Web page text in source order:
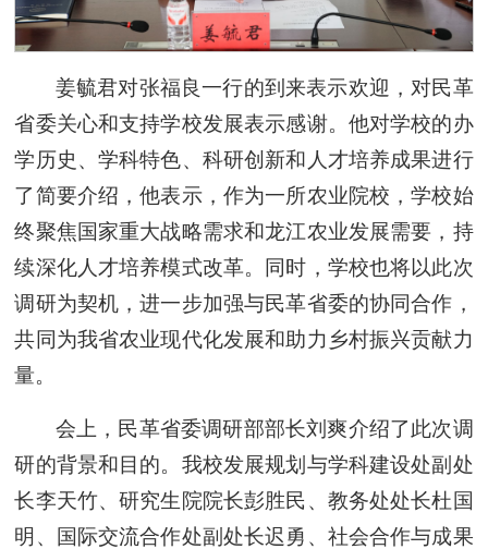
姜毓君对张福良一行的到来表示欢迎，对民革
省委关心和支持学校发展表示感谢。他对学校的办
学历史、学科特色、科研创新和人才培养成果进行
了简要介绍，他表示，作为一所农业院校，学校始
终聚焦国家重大战略需求和龙江农业发展需要，持
续深化人才培养模式改革。同时，学校也将以此次
调研为契机，进一步加强与民革省委的协同合作，
共同为我省农业现代化发展和助力乡村振兴贡献力
量。
会上，民革省委调研部部长刘爽介绍了此次调
研的背景和目的。我校发展规划与学科建设处副处
长李天竹、研究生院院长彭胜民、教务处处长杜国
明、国际交流合作处副处长迟勇、社会合作与成果